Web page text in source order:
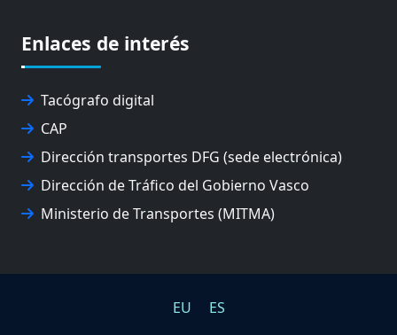
EXPOLOGÍSTICA
FEVATRANS (FEDERACIÓN VASCA DE TRANSPORTES)
FITRANS
GIZLOGA
MONDRAGÓN UNIBERTSITATEA
UPV/EHU
Enlaces de interés
Tacógrafo digital
CAP
Dirección transportes DFG (sede electrónica)
Dirección de Tráfico del Gobierno Vasco
Ministerio de Transportes (MITMA)
EU ES